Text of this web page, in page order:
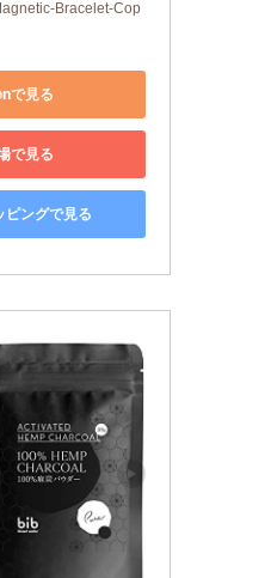
Bracelet-Cop
で見る
で見る
ピングで見る